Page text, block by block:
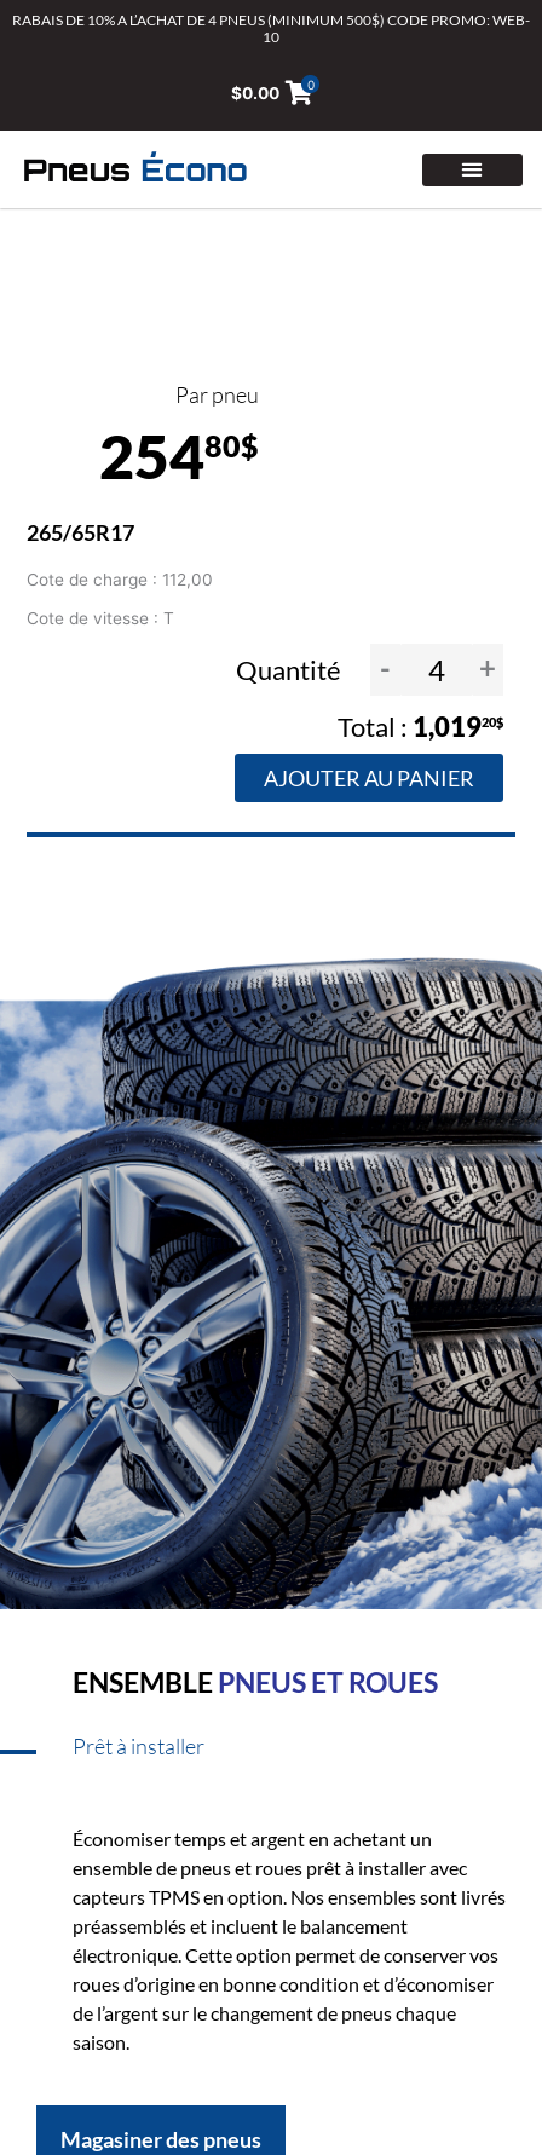
AllerRABAIS DE 10% A L’ACHAT DE 4 PNEUS (MINIMUM 500$) CODE PROMO: WEB-
10
$0.00 0
Par pneu
25480$
265/65R17
Cote de charge : 112,00
Cote de vitesse : T
Quantité - +
1,01920$
AJOUTER AU PANIER
ENSEMBLEPNEUS ET ROUES
Prêt à installer
Économiser temps et argent en achetant un
ensemble de pneus et roues prêt à installer avec
capteurs TPMS en option. Nos ensembles sont livrés
préassemblés et incluent le balancement
électronique. Cette option permet de conserver vos
roues d’origine en bonne condition et d’économiser
de l’argent sur le changement de pneus chaque
saison.
Magasiner des pneus